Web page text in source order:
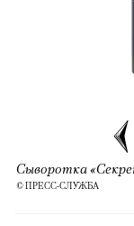
Сыворотка
© ПРЕСС-СЛУЖБА